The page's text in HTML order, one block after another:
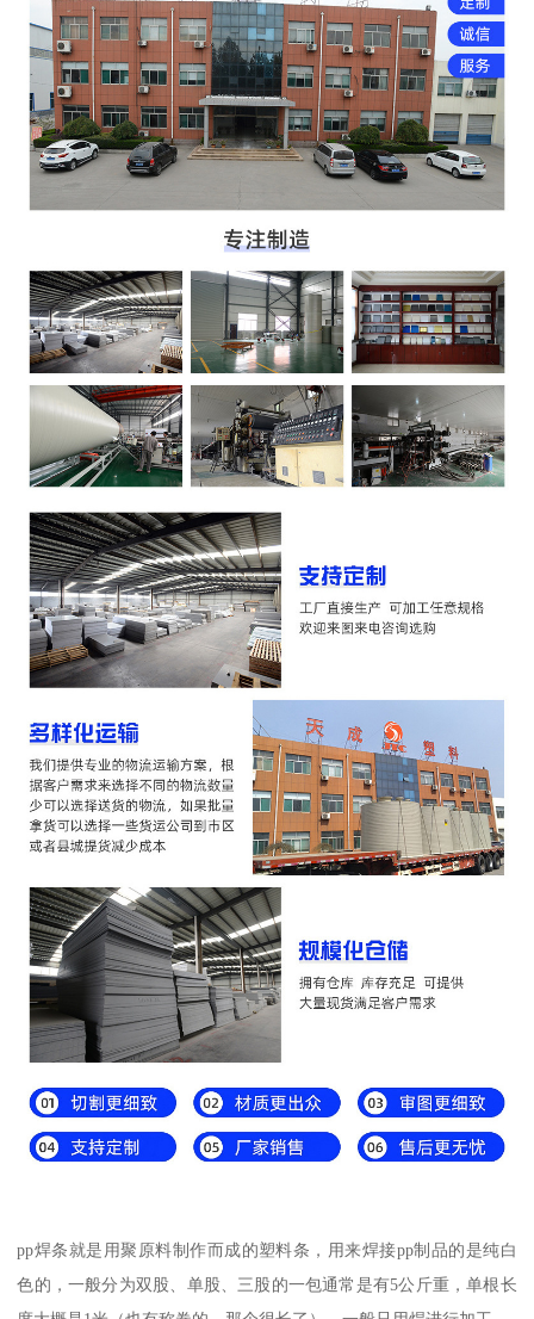
pp焊条就是用聚原料制作而成的塑料条，用来焊接pp制品的是纯白
色的，一般分为双股、单股、三股的一包通常是有5公斤重，单根长